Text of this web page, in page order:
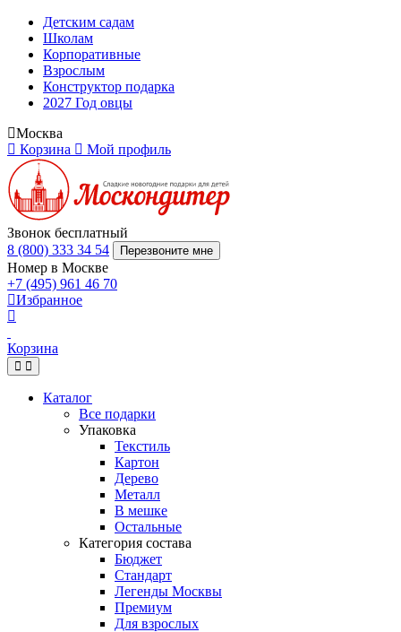
Детским садам
Школам
Корпоративные
Взрослым
Конструктор подарка
2027 Год овцы
Москва
Корзина
Мой профиль
Звонок бесплатный
8 (800) 333 34 54
Перезвоните мне
Номер в Москве
+7 (495) 961 46 70
Избранное
Корзина
Каталог
Все подарки
Упаковка
Текстиль
Картон
Дерево
Металл
В мешке
Остальные
Категория состава
Бюджет
Стандарт
Легенды Москвы
Премиум
Для взрослых